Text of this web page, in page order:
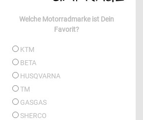
Welche Motorradmarke ist Dein
Favorit?
KTM
BETA
HUSQVARNA
TM
GASGAS
SHERCO